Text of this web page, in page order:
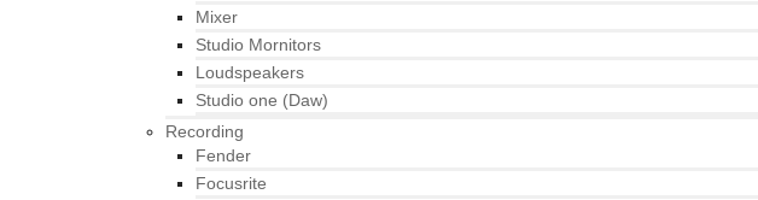
Mixer
Studio Mornitors
Loudspeakers
Studio one (Daw)
Recording
Fender
Focusrite